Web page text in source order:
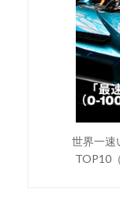
世界一速
TOP10